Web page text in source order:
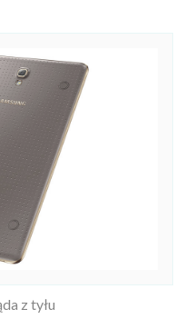
z tyłu